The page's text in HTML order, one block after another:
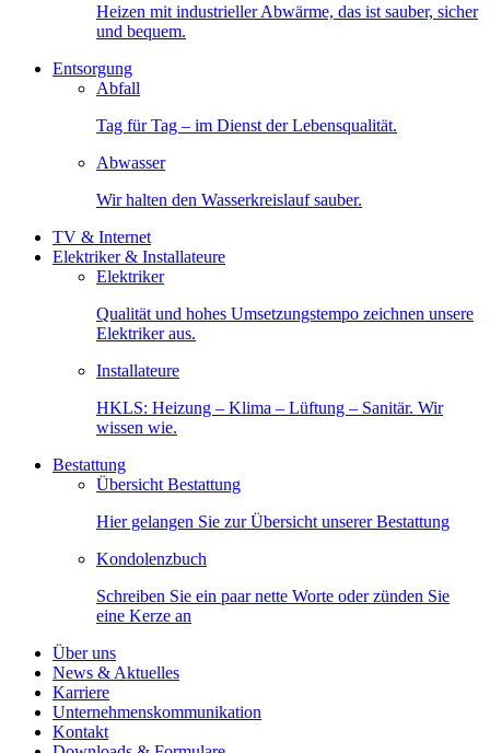
Heizen mit industrieller Abwärme, das ist sauber, sicher
und bequem.
Entsorgung
Abfall
Tag für Tag – im Dienst der Lebensqualität.
Abwasser
Wir halten den Wasserkreislauf sauber.
TV & Internet
Elektriker & Installateure
Elektriker
Qualität und hohes Umsetzungstempo zeichnen unsere
Elektriker aus.
Installateure
HKLS: Heizung – Klima – Lüftung – Sanitär. Wir
wissen wie.
Bestattung
Übersicht Bestattung
Hier gelangen Sie zur Übersicht unserer Bestattung
Kondolenzbuch
Schreiben Sie ein paar nette Worte oder zünden Sie
eine Kerze an
Über uns
News & Aktuelles
Karriere
Unternehmenskommunikation
Kontakt